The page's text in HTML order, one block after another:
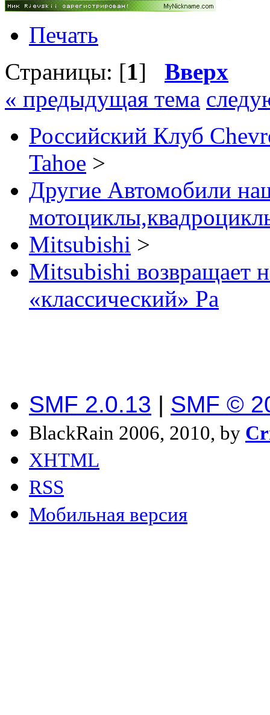
Печать
Страницы: [1] Вверх
« предыдущая тема
Российский Клуб
Tahoe >
Другие Автомобили
Mitsubishi >
Mitsubishi возвращает
«классический» Pa
SMF 2.0.13 | SMF ©
BlackRain 2006, 2010, by
XHTML
RSS
Мобильная версия